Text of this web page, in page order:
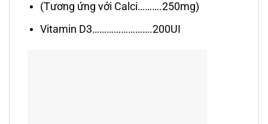
(Tương ứng với Calci……….250mg)
Vitamin D3…………………….200UI